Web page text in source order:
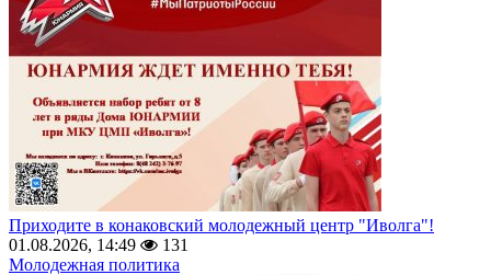
Приходите в конаковский молодежный центр "Иволга"!
01.08.2026, 14:49
131
Молодежная политика